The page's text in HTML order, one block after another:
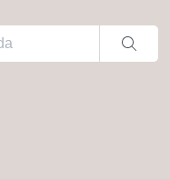
puedes utilizar